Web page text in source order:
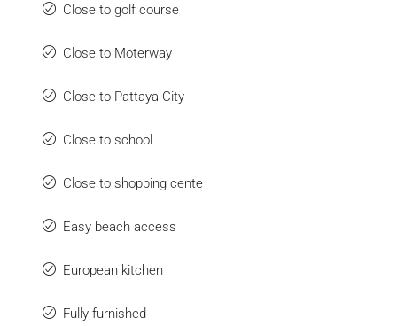
Close to golf course
Close to Moterway
Close to Pattaya City
Close to school
Close to shopping cente
Easy beach access
European kitchen
Fully furnished